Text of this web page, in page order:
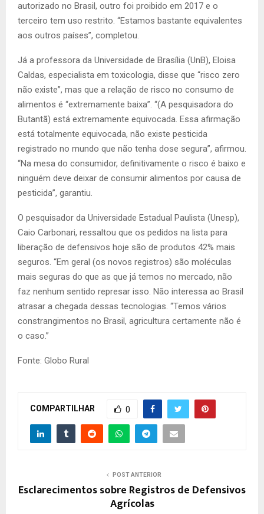
autorizado no Brasil, outro foi proibido em 2017 e o
terceiro tem uso restrito. “Estamos bastante equivalentes
aos outros países”, completou.
Já a professora da Universidade de Brasília (UnB), Eloisa
Caldas, especialista em toxicologia, disse que “risco zero
não existe”, mas que a relação de risco no consumo de
alimentos é “extremamente baixa”. “(A pesquisadora do
Butantã) está extremamente equivocada. Essa afirmação
está totalmente equivocada, não existe pesticida
registrado no mundo que não tenha dose segura”, afirmou.
“Na mesa do consumidor, definitivamente o risco é baixo e
ninguém deve deixar de consumir alimentos por causa de
pesticida”, garantiu.
O pesquisador da Universidade Estadual Paulista (Unesp),
Caio Carbonari, ressaltou que os pedidos na lista para
liberação de defensivos hoje são de produtos 42% mais
seguros. “Em geral (os novos registros) são moléculas
mais seguras do que as que já temos no mercado, não
faz nenhum sentido represar isso. Não interessa ao Brasil
atrasar a chegada dessas tecnologias. “Temos vários
constrangimentos no Brasil, agricultura certamente não é
o caso.”
Fonte: Globo Rural
COMPARTILHAR 0
POST ANTERIOR
Esclarecimentos sobre Registros de Defensivos
Agrícolas